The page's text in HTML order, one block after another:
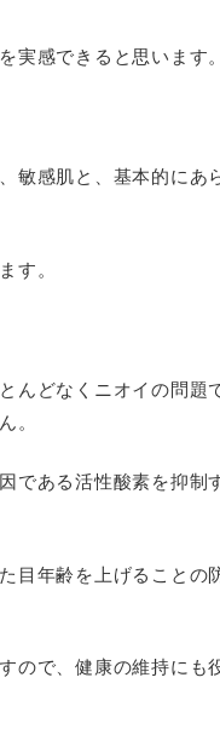
実感できると思います。
敏感肌と、基本的にあ
す。
んどなくニオイの問題
。
である活性酸素を抑制
目年齢を上げることの
ので、健康の維持にも